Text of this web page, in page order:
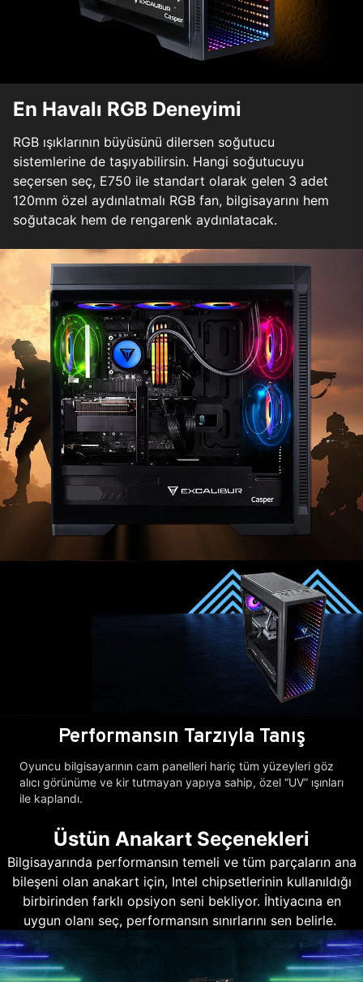
En Havalı RGB Deneyimi
RGB ışıklarının büyüsünü dilersen soğutucu
sistemlerine de taşıyabilirsin. Hangi soğutucuyu
seçersen seç, E750 ile standart olarak gelen 3 adet
120mm özel aydınlatmalı RGB fan, bilgisayarını hem
soğutacak hem de rengarenk aydınlatacak.
Performansın Tarzıyla Tanış
Oyuncu bilgisayarının cam panelleri hariç tüm yüzeyleri göz
alıcı görünüme ve kir tutmayan yapıya sahip, özel “UV” ışınları
ile kaplandı.
Üstün Anakart Seçenekleri
Bilgisayarında performansın temeli ve tüm parçaların ana
bileşeni olan anakart için, Intel chipsetlerinin kullanıldığı
birbirinden farklı opsiyon seni bekliyor. İhtiyacına en
uygun olanı seç, performansın sınırlarını sen belirle.